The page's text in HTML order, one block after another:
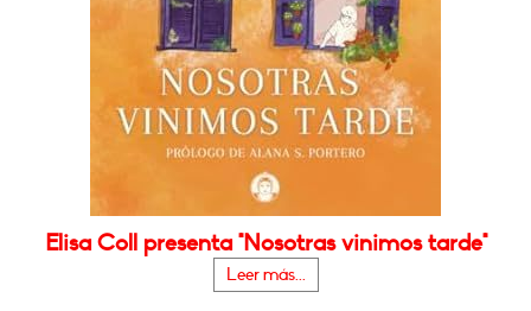
Elisa Coll presenta "Nosotras vinimos tarde"
Leer más...